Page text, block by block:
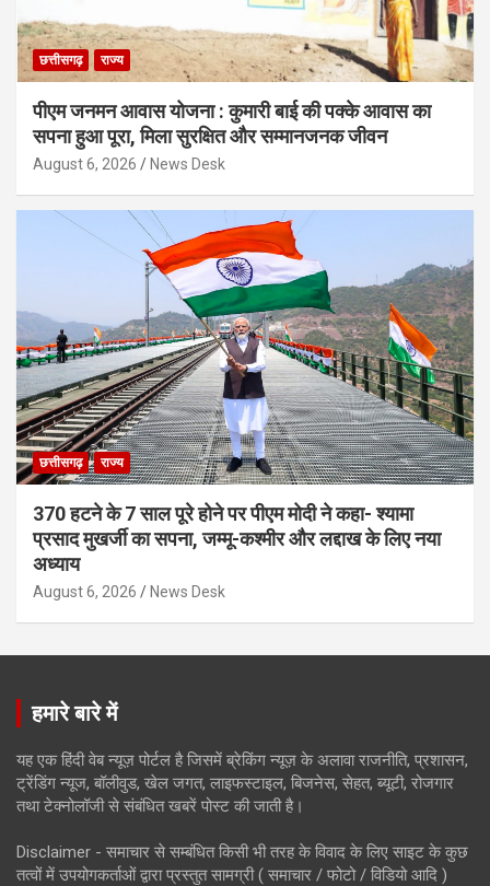
छत्तीसगढ़ राज्य
पीएम जनमन आवास योजना : कुमारी बाई की पक्के आवास का
सपना हुआ पूरा, मिला सुरक्षित और सम्मानजनक जीवन
August 6, 2026 News Desk
छत्तीसगढ़ राज्य
370 हटने के 7 साल पूरे होने पर पीएम मोदी ने कहा- श्यामा
प्रसाद मुखर्जी का सपना, जम्मू-कश्मीर और लद्दाख के लिए नया
अध्याय
August 6, 2026 News Desk
हमारे बारे में
यह एक हिंदी वेब न्यूज़ पोर्टल है जिसमें ब्रेकिंग न्यूज़ के अलावा राजनीति, प्रशासन,
ट्रेंडिंग न्यूज, बॉलीवुड, खेल जगत, लाइफस्टाइल, बिजनेस, सेहत, ब्यूटी, रोजगार
तथा टेक्नोलॉजी से संबंधित खबरें पोस्ट की जाती है।
Disclaimer - समाचार से सम्बंधित किसी भी तरह के विवाद के लिए साइट के कुछ
तत्वों में उपयोगकर्ताओं द्वारा प्रस्तुत सामग्री ( समाचार / फोटो / विडियो आदि )